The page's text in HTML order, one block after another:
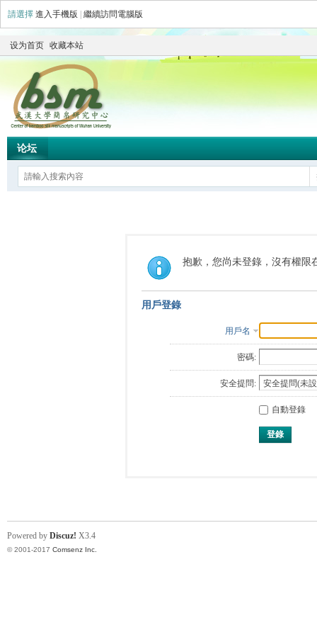
請選擇 進入手機版 繼續訪問電腦版
设为首页 收藏本站
论坛
抱歉，您尚未登錄，沒有權限
用戶登錄
用戶名
密碼:
安全提問:
自動登錄
登錄
Powered by Discuz! X3.4
© 2001-2017 Comsenz Inc.